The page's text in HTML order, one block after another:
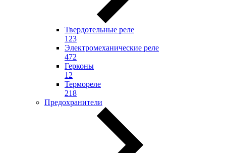
Твердотельные реле
123
Электромеханические реле
472
Герконы
12
Термореле
218
Предохранители